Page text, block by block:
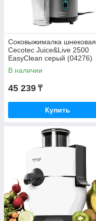
Соковыжималка шнековая
Cecotec Juice&Live 2500
EasyClean серый (04276)
В наличии
45 239 ₸
Купить